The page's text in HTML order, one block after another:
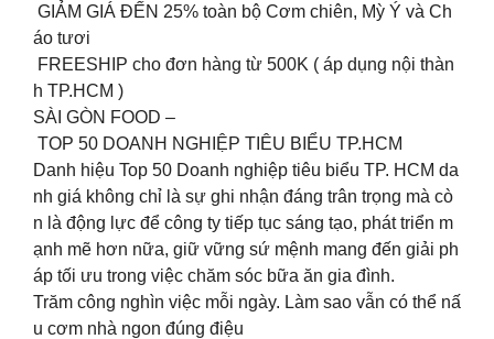
️ GIẢM GIÁ ĐẾN 25% toàn bộ Cơm chiên, Mỳ Ý và Ch
áo tươi
FREESHIP cho đơn hàng từ 500K ( áp dụng nội thàn
h TP.HCM )
️SÀI GÒN FOOD –
TOP 50 DOANH NGHIỆP TIÊU BIỂU TP.HCM️
Danh hiệu Top 50 Doanh nghiệp tiêu biểu TP. HCM da
nh giá không chỉ là sự ghi nhận đáng trân trọng mà cò
n là động lực để công ty tiếp tục sáng tạo, phát triển m
ạnh mẽ hơn nữa, giữ vững sứ mệnh mang đến giải ph
áp tối ưu trong việc chăm sóc bữa ăn gia đình.️
Trăm công nghìn việc mỗi ngày. Làm sao vẫn có thể nấ
u cơm nhà ngon đúng điệu